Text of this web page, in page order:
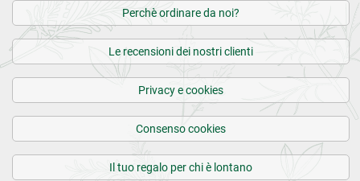
Perchè ordinare da noi?
Le recensioni dei nostri clienti
Privacy e cookies
Consenso cookies
Il tuo regalo per chi è lontano